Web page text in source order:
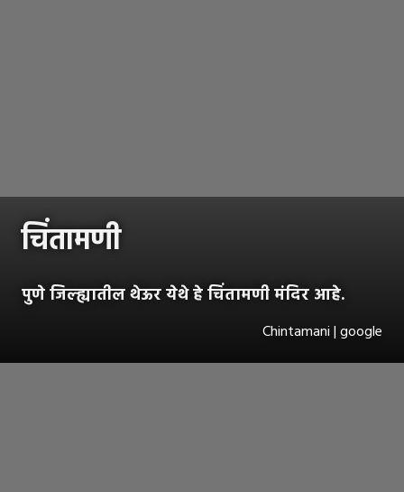
चिंतामणी
पुणे जिल्ह्यातील थेऊर येथे हे चिंतामणी मंदिर आहे.
Chintamani | google